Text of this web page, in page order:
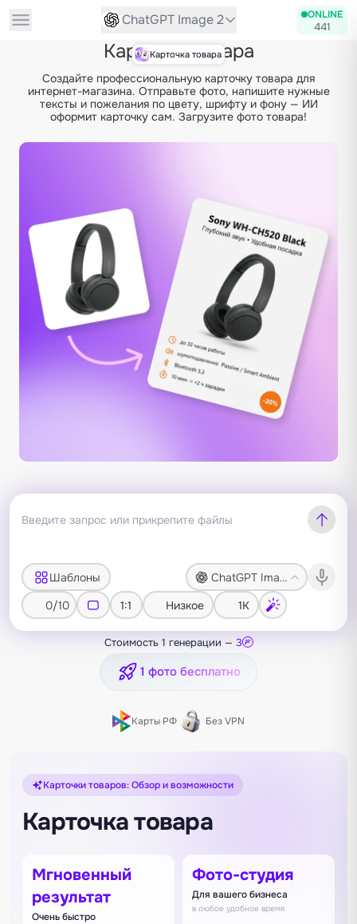
ChatGPT Image 2 ONLINE
441
Карточка товара
Карточка товара
Создайте профессиональную карточку товара для
интернет-магазина. Отправьте фото, напишите нужные
тексты и пожелания по цвету, шрифту и фону — ИИ
оформит карточку сам. Загрузите фото товара!
Шаблоны
ChatGPT Image 2
0/10
1:1 Низкое 1K
Стоимость 1 генерации — 3
1 фото бесплатно
Карты РФ Без VPN
Карточки товаров: Обзор и возможности
Карточка товара
Мгновенный
результат
Очень быстро
Фото-студия
Для вашего бизнеса
в любое удобное время